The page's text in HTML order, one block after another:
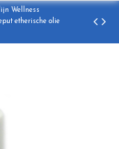
Wellness
etherische olie